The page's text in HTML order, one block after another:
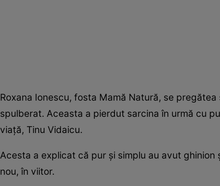
Roxana Ionescu, fosta Mamă Natură, se
spulberat. Aceasta a pierdut sarcina în urmă cu
viaţă, Tinu Vidaicu.
Acesta a explicat că pur şi simplu au avut
nou, în viitor.